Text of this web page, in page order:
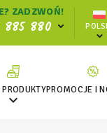
ZADZWOŃ!
885 880
PRODUKTY

PROMOCJE I